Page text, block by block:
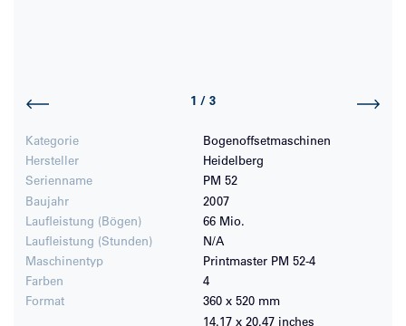
Kategorie
Bogenoffsetmaschinen
Hersteller
Heidelberg
Serienname
PM 52
Baujahr
2007
Laufleistung (Bögen)
66 Mio.
Laufleistung (Stunden)
N/A
Maschinentyp
Printmaster PM 52-4
Farben
4
Format
360 x 520 mm
14.17 x 20.47 inches
1 / 3